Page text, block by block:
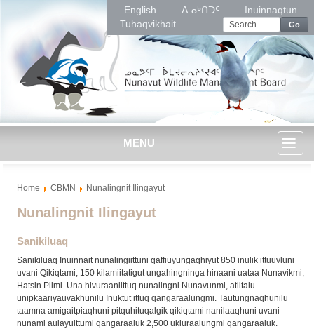
English ᐃᓄᒃᑎᑐᑦ
Inuinnaqtun
Tuhaqvikhait
Go
MENU
Home CBMN Nunalingnit Ilingayut
Nunalingnit Ilingayut
Sanikiluaq
Sanikiluaq Inuinnait nunalingiittuni qaffiuyungaqhiyut 850 inulik ittuuvluni
uvani Qikiqtami, 150 kilamiitatigut ungahingninga hinaani uataa Nunavikmi,
Hatsin Piimi. Una hivuraaniittuq nunalingni Nunavunmi, atiitalu
unipkaariyauvakhunilu Inuktut ittuq qangaraalungmi. Tautungnaqhunilu
taamna amigaitpiaqhuni pitquhituqalgik qikiqtami nanilaaqhuni uvani
nunami aulayuittumi qangaraaluk 2,500 ukiuraalungmi qangaraaluk.